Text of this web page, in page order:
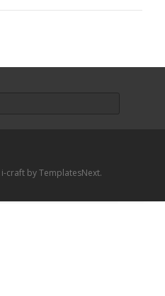
i-craft by TemplatesNext.